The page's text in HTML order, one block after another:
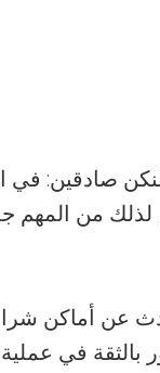
صادقين: في
لذلك من
أماكن شراء
في عملية